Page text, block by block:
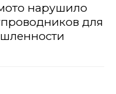
нарушило
для